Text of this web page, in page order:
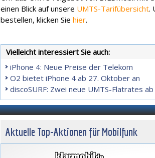
einen Blick auf unsere UMTS-Tarifübersicht.
bestellen, klicken Sie hier.
Vielleicht interessiert Sie auch:
iPhone 4: Neue Preise der Telekom
O2 bietet iPhone 4 ab 27. Oktober an
discoSURF: Zwei neue UMTS-Flatrates
Aktuelle Top-Aktionen für Mobilfunk